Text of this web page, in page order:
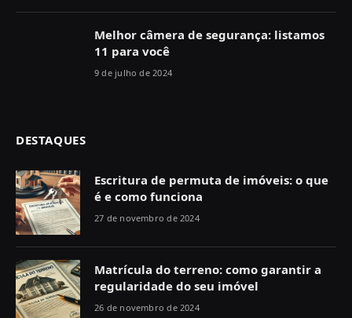
Melhor câmera de segurança: listamos
11 para você
9 de julho de 2024
DESTAQUES
Escritura de permuta de imóveis: o que
é e como funciona
27 de novembro de 2024
Matrícula do terreno: como garantir a
regularidade do seu imóvel
26 de novembro de 2024